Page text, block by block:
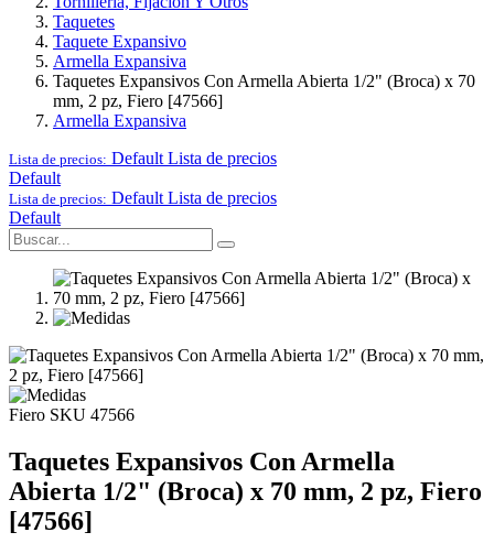
Taquetes
Taquete Expansivo
Armella Expansiva
Taquetes Expansivos Con Armella Abierta 1/2" (Broca) x 70
mm, 2 pz, Fiero [47566]
Armella Expansiva
Lista de precios: Default Lista de precios
Default
Lista de precios: Default Lista de precios
Default
Fiero SKU 47566
Taquetes Expansivos Con Armella
Abierta 1/2" (Broca) x 70 mm, 2 pz, Fiero
[47566]